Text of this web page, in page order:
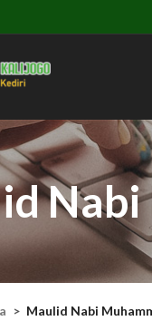
Maulid Nabi
Nabi